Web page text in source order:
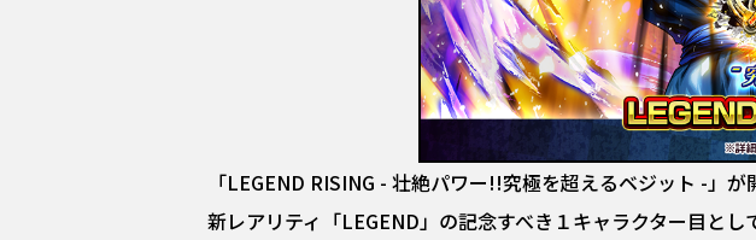
「LEGEND RISING - 壮絶パワー!!究極を超えるベジット -」が
新レアリティ「LEGEND」の記念すべき１キャラクター目と